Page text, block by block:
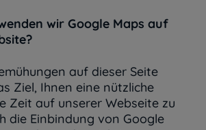
wir Google Maps auf
auf dieser Seite
Ziel, Ihnen eine nützliche
Zeit auf unserer Webseite zu
die Einbindung von Google